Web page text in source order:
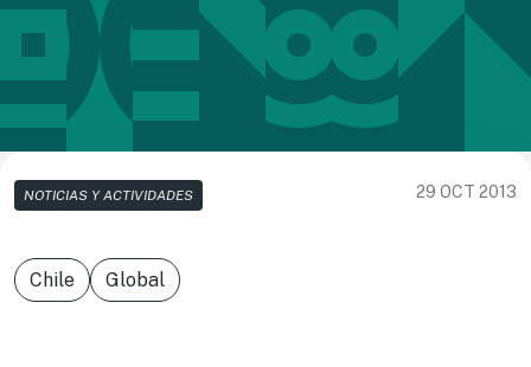
NOTICIAS Y ACTIVIDADES 29 OCT 2013
Chile Global